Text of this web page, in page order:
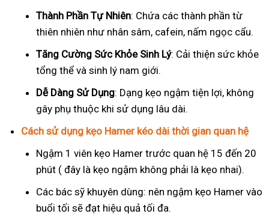
Thành Phần Tự Nhiên: Chứa các thành phần từ
thiên nhiên như nhân sâm, cafein, nấm ngọc cẩu.
Tăng Cường Sức Khỏe Sinh Lý: Cải thiện sức khỏe
tổng thể và sinh lý nam giới.
Dễ Dàng Sử Dụng: Dạng kẹo ngậm tiện lợi, không
gây phụ thuộc khi sử dụng lâu dài.
Cách sử dụng kẹo Hamer kéo dài thời gian quan hệ
Ngậm 1 viên kẹo Hamer trước quan hệ 15 đến 20
phút ( đây là kẹo ngậm không phải là kẹo nhai).
Các bác sỹ khuyên dùng: nên ngậm kẹo Hamer vào
buổi tối sẽ đạt hiệu quả tối đa.